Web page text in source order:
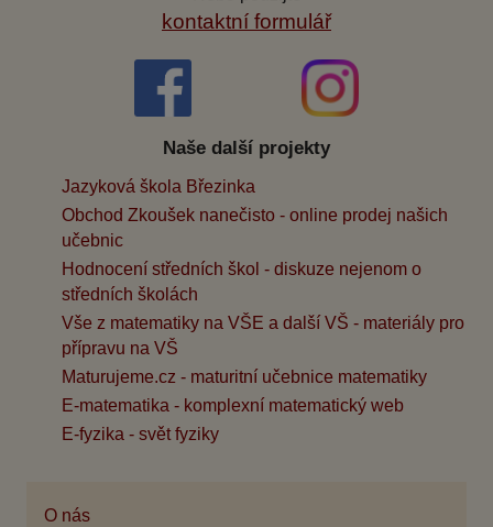
kontaktní formulář
Naše další projekty
Jazyková škola Březinka
Obchod Zkoušek nanečisto - online prodej našich
učebnic
Hodnocení středních škol - diskuze nejenom o
středních školách
Vše z matematiky na VŠE a další VŠ - materiály pro
přípravu na VŠ
Maturujeme.cz - maturitní učebnice matematiky
E-matematika - komplexní matematický web
E-fyzika - svět fyziky
O nás